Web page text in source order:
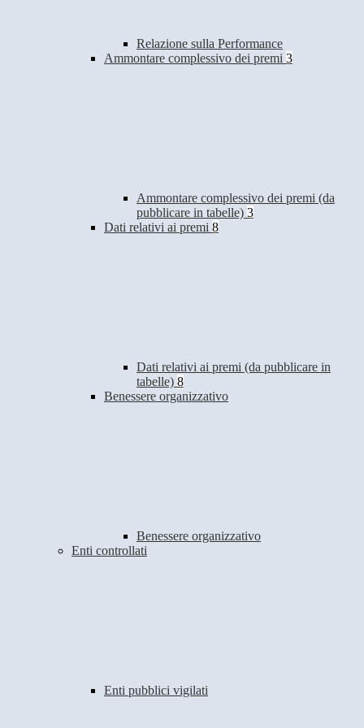
Relazione sulla Performance
Ammontare complessivo dei premi 3
Ammontare complessivo dei premi (da
pubblicare in tabelle) 3
Dati relativi ai premi 8
Dati relativi ai premi (da pubblicare in
tabelle) 8
Benessere organizzativo
Benessere organizzativo
Enti controllati
Enti pubblici vigilati